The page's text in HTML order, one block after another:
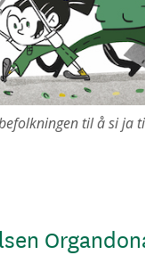
til å si ja